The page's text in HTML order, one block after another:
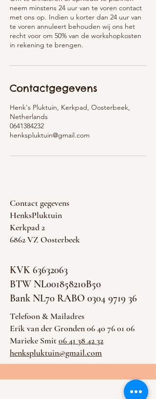
neem minstens 24 uur van te voren contact
met ons op. Indien u korter dan 24 uur van
te voren annuleert behouden wij ons het
recht voor om 50% van de workshopkosten
in rekening te brengen.
Contactgegevens
Henk's Pluktuin, Kerkpad, Oosterbeek,
Netherlands
0641384232
henkspluktuin@gmail.com
Contact gegevens
HenksPluktuin
Kerkpad 2
6862 VZ Oosterbeek
KVK 63632063
BTW NL001858210B50
Bank NL70 RABO 0304 9719 36
Telefoon & Mailadres
Erik van der Gronden 06 40 76 01 06
Marieke Smit06 41 38 42 32
henkspluktuin@gmail.com